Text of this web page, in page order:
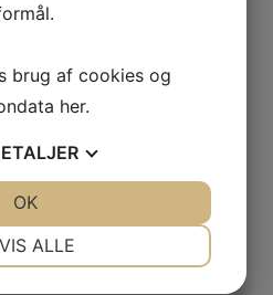
brug af cookies og
her.
ALLE
OK